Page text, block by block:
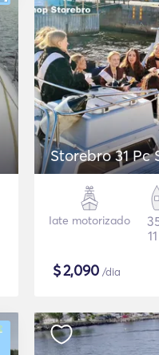
Storebro 31 Pc
Iate motorizado
$2,090 /dia